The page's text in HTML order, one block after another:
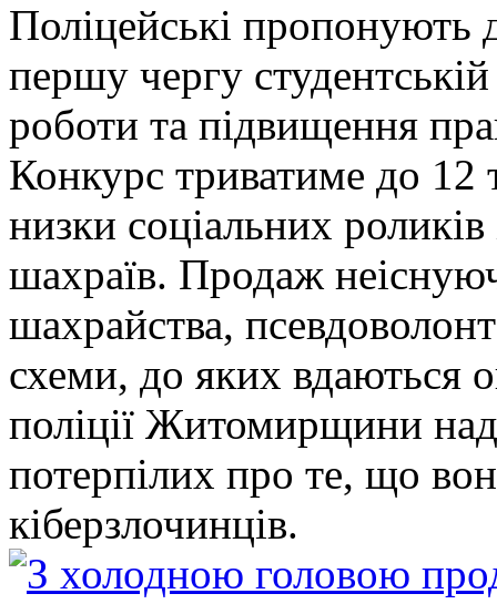
Поліцейські пропонують
першу чергу
роботи та підвищення
Конкурс триватиме до 12
низки соціальних
шахраїв. Продаж
шахрайства,
схеми, до яких
поліції Житомирщини
потерпілих про те, що
кіберзлочинців.